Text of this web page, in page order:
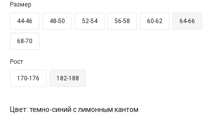
Размер
44-46 48-50 52-54 56-58 60-62 64-66
68-70
Рост
170-176 182-188
Цвет: темно-синий с лимонным кантом